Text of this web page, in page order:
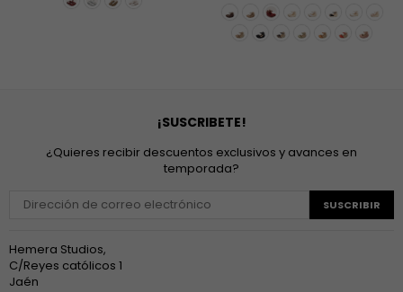
¡SUSCRIBETE!
¿Quieres recibir descuentos exclusivos y avances en
temporada?
SUSCRIBIR
Hemera Studios,
C/Reyes católicos 1
Jaén